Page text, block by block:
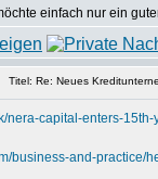
einfach nur ein
Titel: Re: Neues
nera-capital-enters-
business-and-